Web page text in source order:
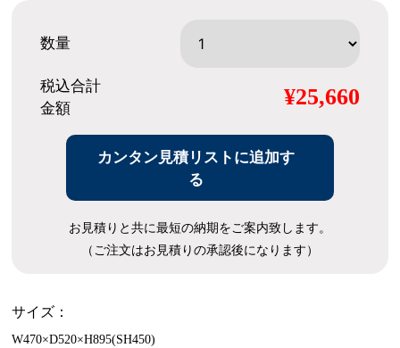
数量
税込合計
金額
¥25,660
カンタン見積リストに追加す
る
お見積りと共に最短の納期をご案内致します。
（ご注文はお見積りの承認後になります）
サイズ：
W470×D520×H895(SH450)